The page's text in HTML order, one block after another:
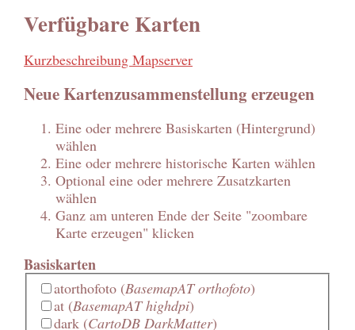
Verfügbare Karten
Kurzbeschreibung Mapserver
Neue Kartenzusammenstellung erzeugen
Eine oder mehrere Basiskarten (Hintergrund)
wählen
Eine oder mehrere historische Karten wählen
Optional eine oder mehrere Zusatzkarten
wählen
Ganz am unteren Ende der Seite "zoombare
Karte erzeugen" klicken
Basiskarten
atorthofoto(BasemapAT orthofoto)
at(BasemapAT highdpi)
dark(CartoDB DarkMatter)